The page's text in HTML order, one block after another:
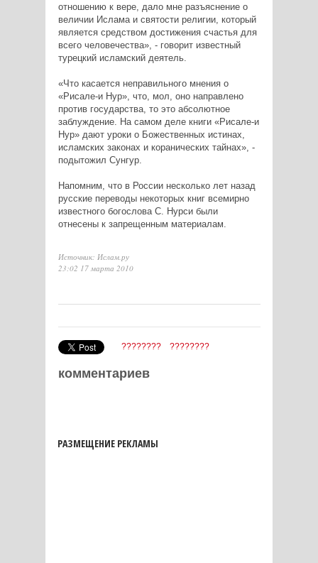
отношению к вере, дало мне разъяснение о
величии Ислама и святости религии, который
является средством достижения счастья для
всего человечества», - говорит известный
турецкий исламский деятель.
«Что касается неправильного мнения о
«Рисале-и Нур», что, мол, оно направлено
против государства, то это абсолютное
заблуждение. На самом деле книги «Рисале-и
Нур» дают уроки о Божественных истинах,
исламских законах и коранических тайнах», -
подытожил Сунгур.
Напомним, что в России несколько лет назад
русские переводы некоторых книг всемирно
известного богослова С. Нурси были
отнесены к запрещенным материалам.
Источник: Ислам.ру
23:02 17 марта 2010
???????? ????????
комментариев
РАЗМЕЩЕНИЕ РЕКЛАМЫ